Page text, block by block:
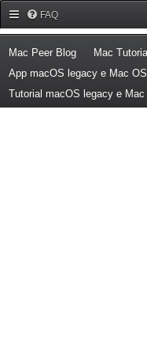
FAQ
Mac Peer Blog(Opens a new
Mac
App macOS legacy e Mac
Tutorial macOS legacy e